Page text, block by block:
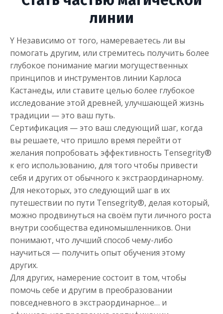
линии
Y Независимо от того, намереваетесь ли вы
помогать другим, или стремитесь получить более
глубокое понимание магии могущественных
принципов и инструментов линии Карлоса
Кастанеды, или ставите целью более глубокое
исследование этой древней, улучшающей жизнь
традиции — это ваш путь.
Сертификация — это ваш следующий шаг, когда
вы решаете, что пришло время перейти от
желания попробовать эффективность Tensegrity®
к его использованию, для того чтобы привести
себя и других от обычного к экстраординарному.
Для некоторых, это следующий шаг в их
путешествии по пути Tensegrity®, делая который,
можно продвинуться на своём пути личного роста
внутри сообщества единомышленников. Они
понимают, что лучший способ чему-либо
научиться — получить опыт обучения этому
других.
Для других, намерение состоит в том, чтобы
помочь себе и другим в преобразовании
повседневного в экстраординарное… и